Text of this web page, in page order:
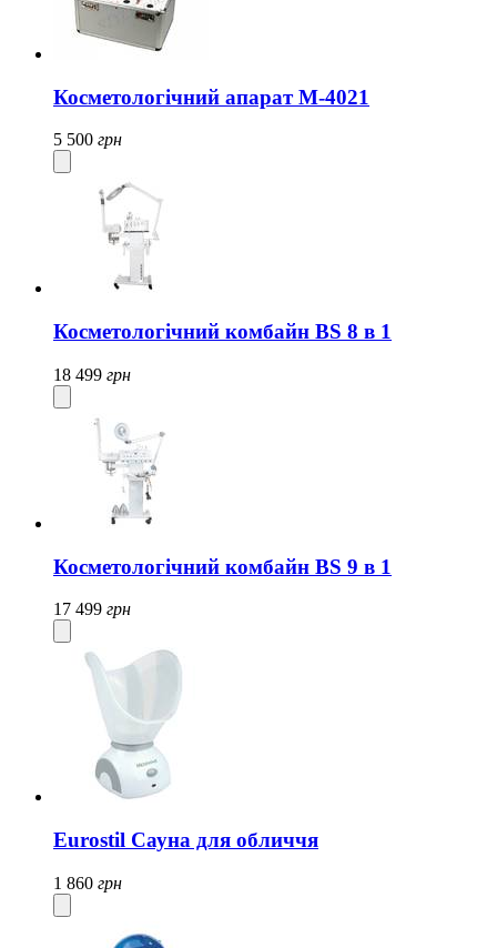
Косметологічний апарат M-4021
5 500 грн
Косметологічний комбайн BS 8 в 1
18 499 грн
Косметологічний комбайн BS 9 в 1
17 499 грн
Eurostil Сауна для обличчя
1 860 грн